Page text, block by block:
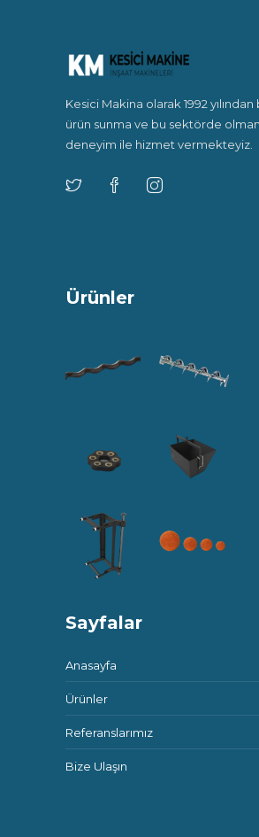
Kesici Makina olarak 1992
ürün sunma ve bu sektörde
deneyim ile hizmet vermekteyiz.
Ürünler
Sayfalar
Anasayfa
Ürünler
Referanslarımız
Bize Ulaşın